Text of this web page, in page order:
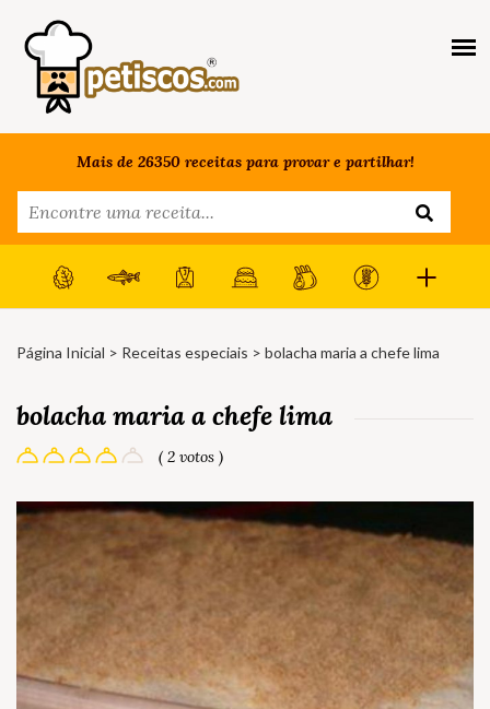
Mais de 26350 receitas para provar e partilhar!
Página Inicial > Receitas especiais > bolacha maria a chefe lima
bolacha maria a chefe lima
( 2 votos )